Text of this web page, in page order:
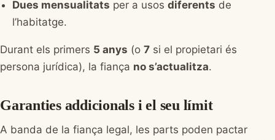
Dues mensualitats per a usos diferents de
l’habitatge.
Durant els primers 5 anys (o 7 si el propietari és
persona jurídica), la fiança no s’actualitza.
Garanties addicionals i el seu límit
A banda de la fiança legal, les parts poden pactar